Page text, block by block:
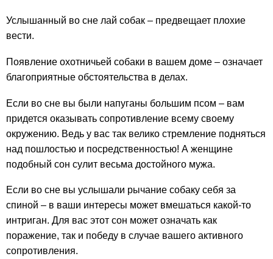
Услышанный во сне лай собак – предвещает плохие
вести.
Появление охотничьей собаки в вашем доме – означает
благоприятные обстоятельства в делах.
Если во сне вы были напуганы большим псом – вам
придется оказывать сопротивление всему своему
окружению. Ведь у вас так велико стремление подняться
над пошлостью и посредственностью! А женщине
подобный сон сулит весьма достойного мужа.
Если во сне вы услышали рычание собаку себя за
спиной – в ваши интересы может вмешаться какой-то
интриган. Для вас этот сон может означать как
поражение, так и победу в случае вашего активного
сопротивления.